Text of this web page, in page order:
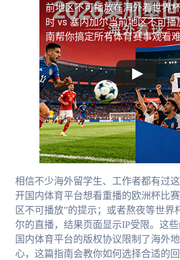
前地区不可播放在海外看世界
时 vs 塞内加尔当前地区不可播
南帮你搞定所有体育赛事观看
相信不少海外留学生、工作者都有过
开国内体育平台想看重播的欧洲杯比
区不可播放”的提示；或者熬夜等世界
尔的直播，结果页面显示IP受限。这
国内体育平台的版权协议限制了海外
心，这篇指南会教你如何选择合适的